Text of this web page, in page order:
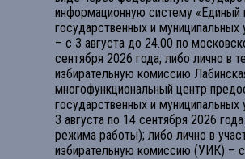
информационную систему «Единый
государственных и муниципальных
– с 3 августа до 24.00 по
сентября 2026 года; либо лично в
избирательную комиссию
многофункциональный центр
государственных и
3 августа по 14 сентября 2026
режима работы); либо лично в
избирательную комиссию (УИК) –